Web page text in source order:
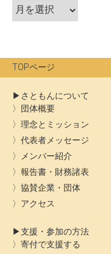
ョ
ア
ー
ブ
TOPページ
さともんについて
団体概要
理念とミッション
代表者メッセージ
メンバー紹介
報告書・財務諸表
協賛企業・団体
アクセス
支援・参加の方法
寄付で支援する